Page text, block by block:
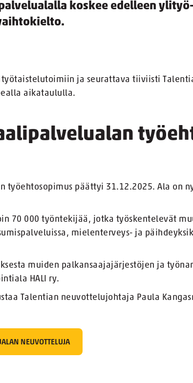
koskee edelleen
työtaistelutoimiin ja seurattava tiiviisti
aikataululla.
työehtosopimus päättyi 31.12.2025. Ala on
70 000 työntekijää, jotka työskentelevät
mielenterveys- ja
muiden palkansaajajärjestöjen ja
HALI ry.
Talentian neuvottelujohtaja Paula
NEUVOTTELUJA